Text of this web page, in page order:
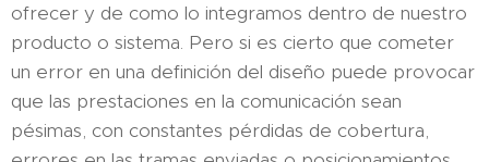
ofrecer y de como lo integramos dentro de nuestro
producto o sistema. Pero si es cierto que cometer
un error en una definición del diseño puede provocar
que las prestaciones en la comunicación sean
pésimas, con constantes pérdidas de cobertura,